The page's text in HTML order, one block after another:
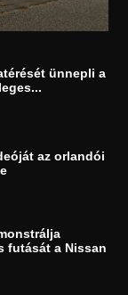
ünnepli a
az orlandói
futását a Nissan